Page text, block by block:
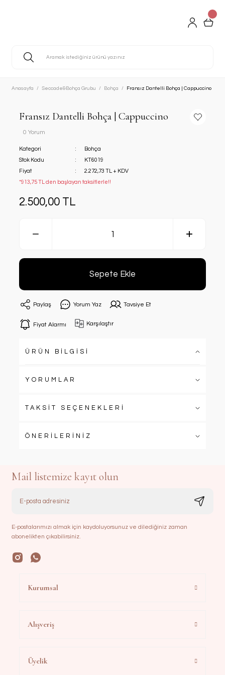
Anasayfa Seccade&Bohça Grubu Bohça Fransız Dantelli Bohça | Cappuccino
Fransız Dantelli Bohça | Cappuccino
0 Yorum
Kategori
Bohça
Stok Kodu
KT6019
Fiyat
2.272,73 TL + KDV
*913,75 TL den başlayan taksitlerle!!
2.500,00 TL
Sepete Ekle
Paylaş Yorum Yaz Tavsiye Et
Fiyat Alarmı Karşılaştır
ÜRÜN BİLGİSİ
YORUMLAR
TAKSİT SEÇENEKLERİ
ÖNERİLERİNİZ
Mail listemize kayıt olun
E-postalarımızı almak için kaydoluyorsunuz ve dilediğiniz zaman
abonelikten çıkabilirsiniz.
Kurumsal
Alışveriş
Üyelik